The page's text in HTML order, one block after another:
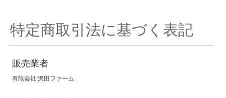
特定商取引法に基づく表記
販売業者
有限会社 沢田ファーム